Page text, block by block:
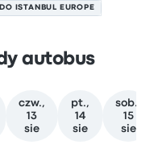
ISTANBUL EUROPE
autobus
czw.,
13
sie
pt.,
14
sie
sob.,
15
sie